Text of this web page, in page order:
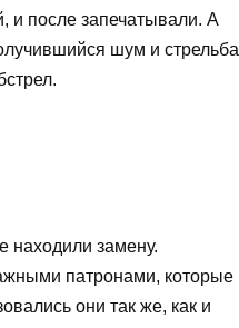
и после запечатывали. А
шум и стрельба
находили замену.
патронами, которые
они так же, как и